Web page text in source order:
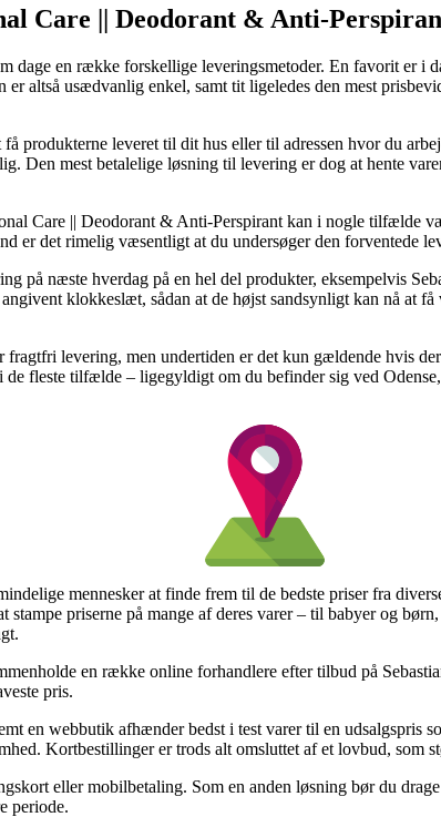
Care || Deodorant & Anti-
dage en række forskellige leveringsmetoder. En favorit er i
er altså usædvanlig enkel, samt tit ligeledes den mest
produkterne leveret til dit hus eller til adressen hvor du
Den mest betalelige løsning til levering er dog at hente
Care || Deodorant & Anti-Perspirant kan i nogle tilfælde
er det rimelig væsentligt at du undersøger den forventede
på næste hverdag på en hel del produkter, eksempelvis
klokkeslæt, sådan at de højst sandsynligt kan nå at få
fragtfri levering, men undertiden er det kun gældende hvis
de fleste tilfælde – ligegyldigt om du befinder sig ved
mennesker at finde frem til de bedste priser fra
priserne på mange af deres varer – til babyer og
en række online forhandlere efter tilbud på
pris.
en webbutik afhænder bedst i test varer til en udsalgspris
Kortbestillinger er trods alt omsluttet af et lovbud, som
eller mobilbetaling. Som en anden løsning bør du
periode.